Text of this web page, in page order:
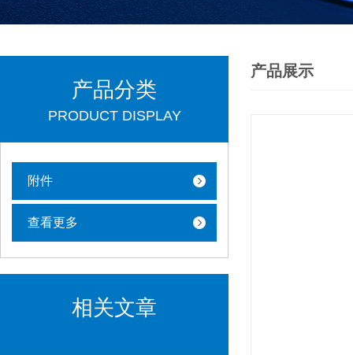
产品分类
PRODUCT DISPLAY
附件
查看更多
相关文章
产品展示